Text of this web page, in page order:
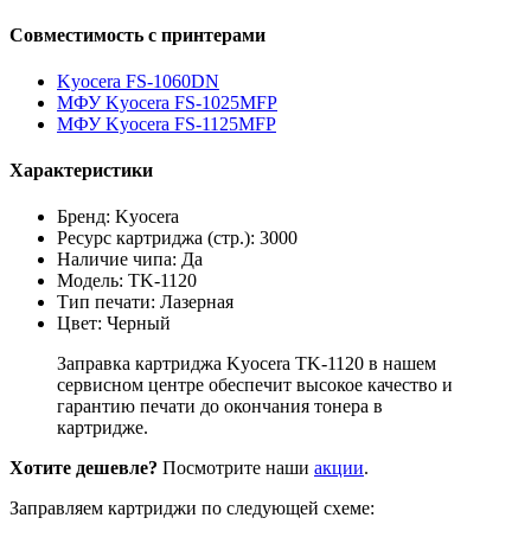
Совместимость с принтерами
Kyocera FS-1060DN
МФУ Kyocera FS-1025MFP
МФУ Kyocera FS-1125MFP
Характеристики
Бренд: Kyocera
Ресурс картриджа (стр.): 3000
Наличие чипа: Да
Модель: TK-1120
Тип печати: Лазерная
Цвет: Черный
Заправка картриджа Kyocera TK-1120 в нашем
сервисном центре обеспечит высокое качество и
гарантию печати до окончания тонера в
картридже.
Хотите дешевле? Посмотрите наши акции.
Заправляем картриджи по следующей схеме: